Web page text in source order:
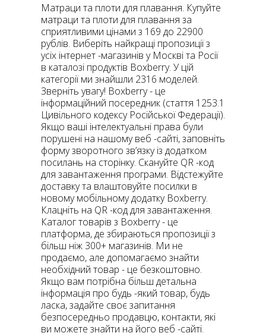
Матраци та плоти для плавання. Купуйте
матраци та плоти для плавання за
сприятливими цінами з 169 до 22900
рублів. Виберіть найкращі пропозиції з
усіх інтернет -магазинів у Москві та Росії
в каталозі продуктів Boxberry. У цій
категорії ми знайшли 2316 моделей.
Зверніть увагу! Boxberry - це
інформаційний посередник (стаття 1253.1
Цивільного кодексу Російської Федерації).
Якщо ваші інтелектуальні права були
порушені на нашому веб -сайті, заповніть
форму зворотного зв’язку із додатком
посилань на сторінку. Скануйте QR -код
для завантаження програми. Відстежуйте
доставку та влаштовуйте посилки в
новому мобільному додатку Boxberry.
Клацніть на QR -код для завантаження.
Каталог товарів з Boxberry - це
платформа, де збираються пропозиції з
більш ніж 300+ магазинів. Ми не
продаємо, але допомагаємо знайти
необхідний товар - це безкоштовно.
Якщо вам потрібна більш детальна
інформація про будь -який товар, будь
ласка, задайте своє запитання
безпосередньо продавцю, контакти, які
ви можете знайти на його веб -сайті.